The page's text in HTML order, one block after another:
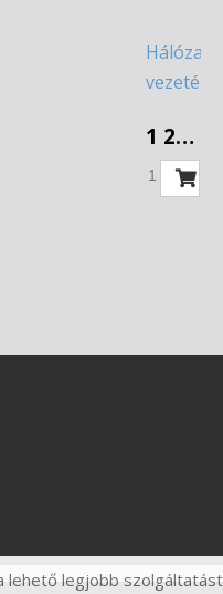
Hálózati
vezeték
3x1
5m
1 254 Ft
lehető legjobb